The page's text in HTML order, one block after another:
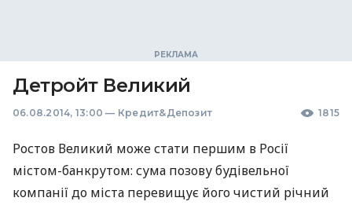
Детройт Великий
06.08.2014, 13:00 — Кредит&Депозит 1815
Ростов Великий може стати першим в Росії
містом-банкрутом: сума позову будівельної
компанії до міста перевищує його чистий річний